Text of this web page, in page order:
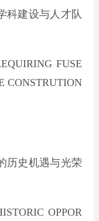
科建设与人才队
FUSE
CONSTRUTION
历史机遇与光荣
OPPOR